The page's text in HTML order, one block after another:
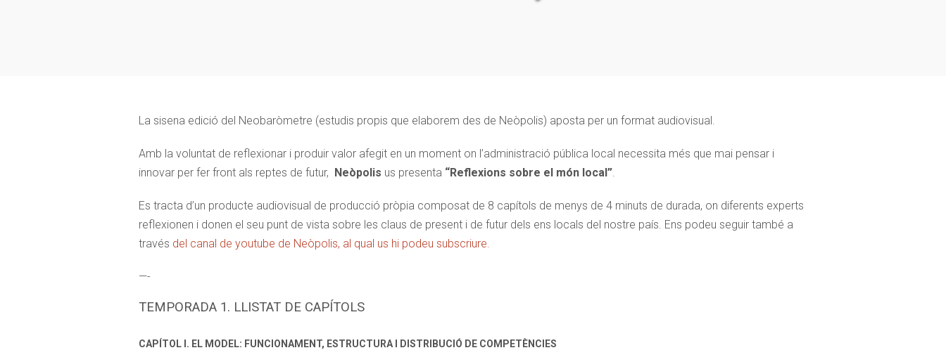
La sisena edició del Neobaròmetre (estudis propis que elaborem des de Neòpolis) aposta per un format audiovisual.
Amb la voluntat de reflexionar i produir valor afegit en un moment on l’administració pública local necessita més que mai pensar i
innovar per fer front als reptes de futur, Neòpolis us presenta “Reflexions sobre el món local”.
Es tracta d’un producte audiovisual de producció pròpia composat de 8 capítols de menys de 4 minuts de durada, on diferents experts
reflexionen i donen el seu punt de vista sobre les claus de present i de futur dels ens locals del nostre país. Ens podeu seguir també a
través del canal de youtube de Neòpolis, al qual us hi podeu subscriure.
—-
TEMPORADA 1. LLISTAT DE CAPÍTOLS
CAPÍTOL I. EL MODEL: FUNCIONAMENT, ESTRUCTURA I DISTRIBUCIÓ DE COMPETÈNCIES